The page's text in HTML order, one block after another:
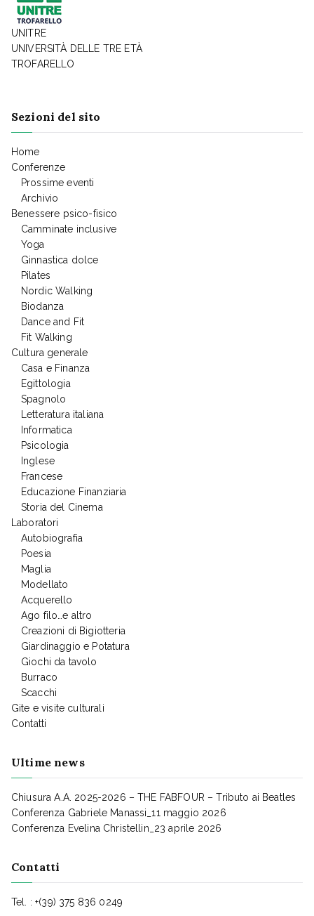
UNITRE
UNIVERSITÀ DELLE TRE ETÀ
TROFARELLO
Sezioni del sito
Home
Conferenze
Prossime eventi
Archivio
Benessere psico-fisico
Camminate inclusive
Yoga
Ginnastica dolce
Pilates
Nordic Walking
Biodanza
Dance and Fit
Fit Walking
Cultura generale
Casa e Finanza
Egittologia
Spagnolo
Letteratura italiana
Informatica
Psicologia
Inglese
Francese
Educazione Finanziaria
Storia del Cinema
Laboratori
Autobiografia
Poesia
Maglia
Modellato
Acquerello
Ago filo…e altro
Creazioni di Bigiotteria
Giardinaggio e Potatura
Giochi da tavolo
Burraco
Scacchi
Gite e visite culturali
Contatti
Ultime news
Chiusura A.A. 2025-2026 – THE FABFOUR – Tributo ai Beatles
Conferenza Gabriele Manassi_11 maggio 2026
Conferenza Evelina Christellin_23 aprile 2026
Contatti
Tel. : +(39) 375 836 0249